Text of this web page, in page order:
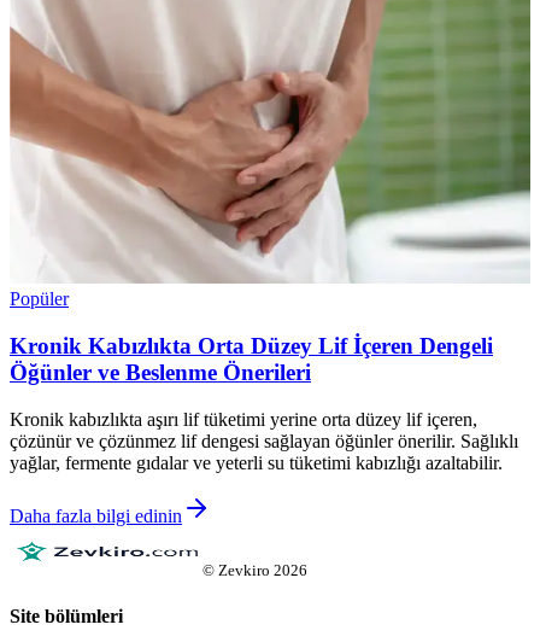
Popüler
Kronik Kabızlıkta Orta Düzey Lif İçeren Dengeli
Öğünler ve Beslenme Önerileri
Kronik kabızlıkta aşırı lif tüketimi yerine orta düzey lif içeren,
çözünür ve çözünmez lif dengesi sağlayan öğünler önerilir. Sağlıklı
yağlar, fermente gıdalar ve yeterli su tüketimi kabızlığı azaltabilir.
Daha fazla bilgi edinin
© Zevkiro 2026
Site bölümleri